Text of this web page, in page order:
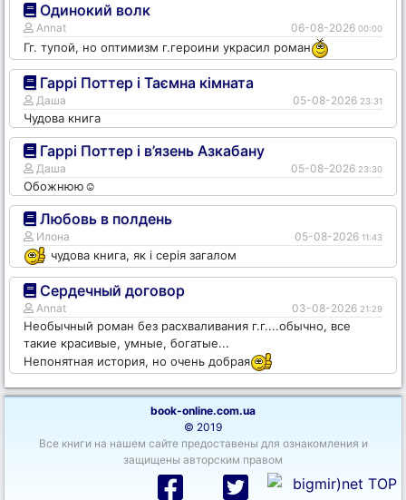
Одинокий волк
Annat 06-08-2026 00:00
Гг. тупой, но оптимизм г.героини украсил роман
Гаррі Поттер і Таємна кімната
Даша 05-08-2026 23:31
Чудова книга
Гаррі Поттер і в’язень Азкабану
Даша 05-08-2026 23:30
Обожнюю☺️
Любовь в полдень
Илона 05-08-2026 11:43
чудова книга, як і серія загалом
Сердечный договор
Annat 03-08-2026 21:29
Необычный роман без расхваливания г.г....обычно, все
такие красивые, умные, богатые...
Непонятная история, но очень добрая
book-online.com.ua
© 2019
Все книги на нашем сайте предоставены для ознакомления и
защищены авторским правом